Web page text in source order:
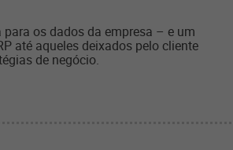
os dados da empresa – e um
até aqueles deixados pelo cliente
de negócio.